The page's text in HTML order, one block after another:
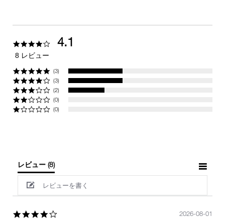
4.14.1
8 レビュー
(3)
(3)
(2)
(0)
(0)
レビュー (8)
レビューを書く
2026-08-01